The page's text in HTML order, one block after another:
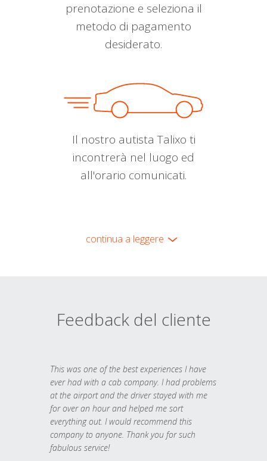
prenotazione e seleziona il
metodo di pagamento
desiderato.
Il nostro autista Talixo ti
incontrerà nel luogo ed
all'orario comunicati.
continua a leggere
Feedback del cliente
This was one of the best experiences I have
ever had with a cab company. I had problems
at the airport and the driver stayed with me
for over an hour and helped me sort
everything out. I would recommend this
company to anyone. Thank you for such
fabulous service!